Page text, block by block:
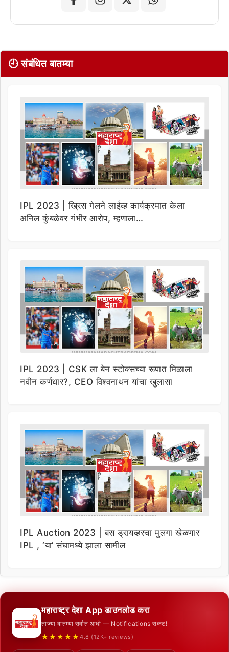
🕘 संबंधित बातम्या
IPL 2023 | ख्रिस गेलने लाईव्ह कार्यक्रमात केला
अनिल कुंबळेवर गंभीर आरोप, म्हणाला…
IPL 2023 | CSK ला बेन स्टोक्सच्या रूपात मिळाला
नवीन कर्णधार?, CEO विश्वनाथन यांचा खुलासा
IPL Auction 2023 | बस ड्रायव्हरचा मुलगा खेळणार
IPL , ‘या’ संघामध्ये झाला सामील
महाराष्ट्र देशा App डाउनलोड करा
ताज्या बातम्या सर्वात आधी — Notifications सकट!
★★★★★ 4.8 (12K+ reviews)